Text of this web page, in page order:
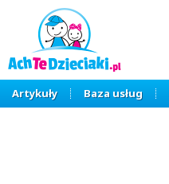
Artykuły Baza usług